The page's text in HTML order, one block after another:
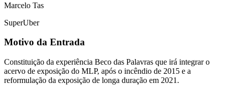
Marcelo Tas
SuperUber
Motivo da Entrada
Constituição da experiência Beco das Palavras que irá integrar o
acervo de exposição do MLP, após o incêndio de 2015 e a
reformulação da exposição de longa duração em 2021.